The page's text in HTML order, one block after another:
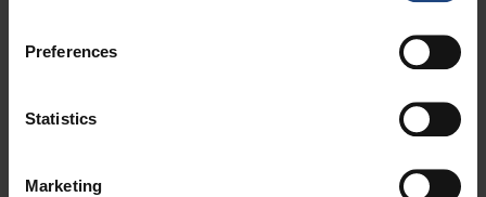
Preferences
Statistics
Marketing